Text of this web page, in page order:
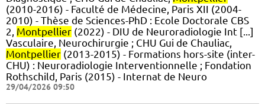
(2010-2016) - Faculté de Médecine, Paris XII (2004-
2010) - Thèse de Sciences-PhD : Ecole Doctorale CBS
2, Montpellier (2022) - DIU de Neuroradiologie Int [...]
Vasculaire, Neurochirurgie ; CHU Gui de Chauliac,
Montpellier (2013-2015) - Formations hors-site (inter-
CHU) : Neuroradiologie Interventionnelle ; Fondation
Rothschild, Paris (2015) - Internat de Neuro
29/04/2026 09:50